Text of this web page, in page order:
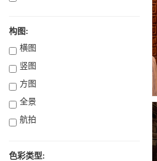
构图:
横图
竖图
方图
全景
航拍
色彩类型: